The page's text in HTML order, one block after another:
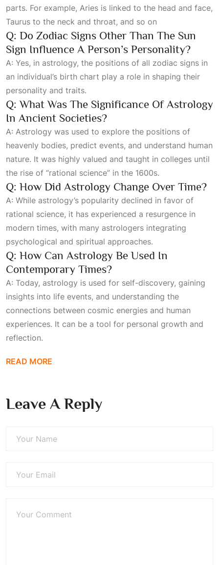
parts. For example, Aries is linked to the head and face,
Taurus to the neck and throat, and so on
Q: Do Zodiac Signs Other Than The Sun
Sign Influence A Person’s Personality?
A: Yes, in astrology, the positions of all zodiac signs in
an individual’s birth chart play a role in shaping their
personality and traits.
Q: What Was The Significance Of Astrology
In Ancient Societies?
A: Astrology was used to explore the positions of
heavenly bodies, predict events, and understand human
nature. It was highly valued and taught in colleges until
the rise of “rational science” in the 1600s.
Q: How Did Astrology Change Over Time?
A: While astrology’s popularity declined in favor of
rational science, it has experienced a resurgence in
modern times, with many astrologers integrating
psychological and spiritual approaches.
Q: How Can Astrology Be Used In
Contemporary Times?
A: Today, astrology is used for self-discovery, gaining
insights into life events, and understanding the
connections between cosmic energies and human
experiences. It can be a tool for personal growth and
reflection.
READ MORE
Leave A Reply